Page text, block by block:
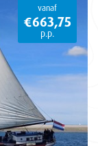
vanaf
€663,75
p.p.